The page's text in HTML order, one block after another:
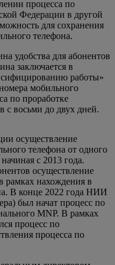
процесса по
Федерации в другой
для сохранения
телефона.
удобства для абонентов
заключается в
работы»
мобильного
по проработке
с восьми до двух дней.
осуществление
телефона от одного
с 2013 года.
осуществление
рамках нахождения в
В конце 2022 года НИИ
был начат процесс по
MNP. В рамках
процесс по
процесса по